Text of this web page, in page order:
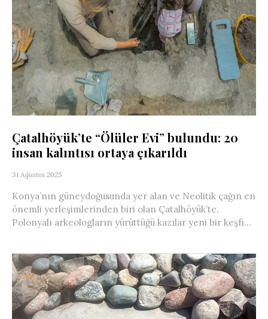
Çatalhöyük’te “Ölüler Evi” bulundu: 20
insan kalıntısı ortaya çıkarıldı
31 Ağustos 2025
Konya’nın güneydoğusunda yer alan ve Neolitik çağın en
önemli yerleşimlerinden biri olan Çatalhöyük’te,
Polonyalı arkeologların yürüttüğü kazılar yeni bir keşfi...